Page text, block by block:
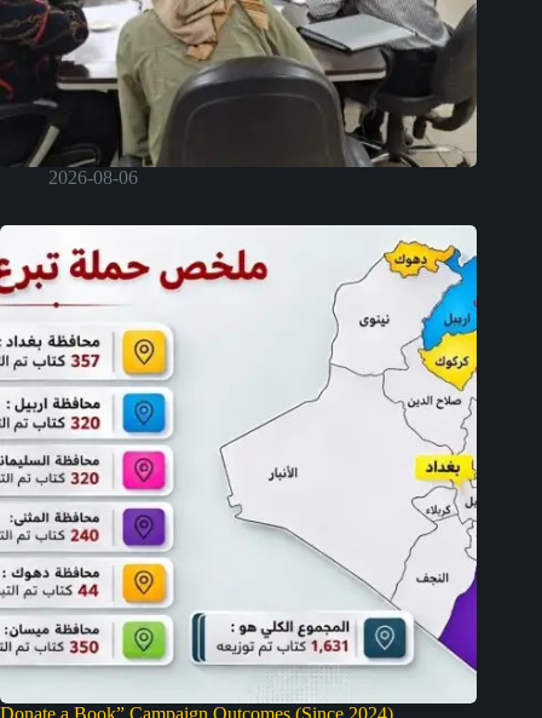
2026-08-06
Donate a Book” Campaign Outcomes (Since 2024)